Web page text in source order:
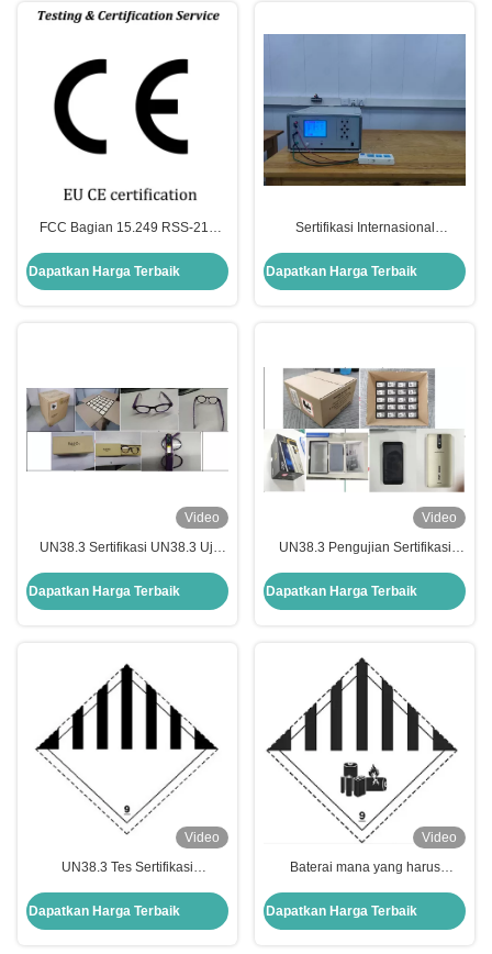
FCC Bagian 15.249 RSS-210
Teknologi Komunikasi Wireless Z-
Dapatkan Harga Terbaik
Sertifikasi Internasional
HALT Dan Eksperimen HASS
Dalam Pengujian Keandalan
Dapatkan Harga Terbaik
Video
UN38.3 Sertifikasi UN38.3 Uji
Transportasi Udara) Pengantar
Dapatkan Harga Terbaik
Video
UN38.3 Pengujian Sertifikasi
Transporting Guidelines
Dapatkan Harga Terbaik
Video
UN38.3 Tes Sertifikasi
Udara)
Dapatkan Harga Terbaik
Video
Baterai mana yang harus
(identifikasi baterai transportasi
udara)
Dapatkan Harga Terbaik